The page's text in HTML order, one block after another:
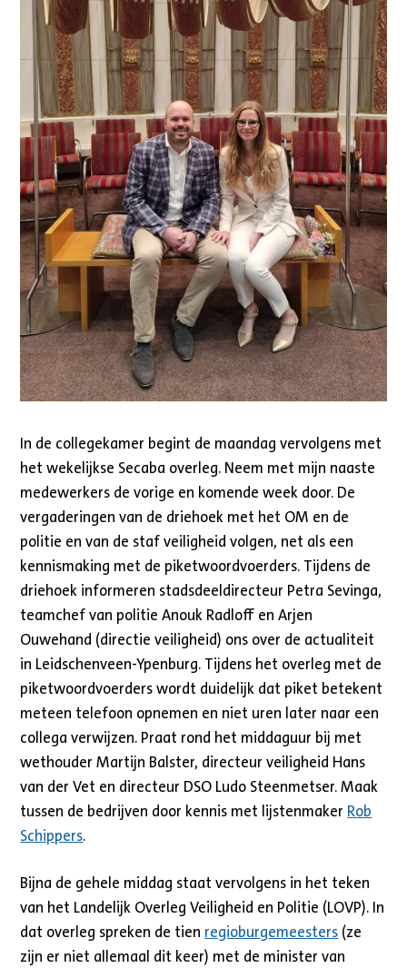
In de collegekamer begint de maandag vervolgens met
het wekelijkse Secaba overleg. Neem met mijn naaste
medewerkers de vorige en komende week door. De
vergaderingen van de driehoek met het OM en de
politie en van de staf veiligheid volgen, net als een
kennismaking met de piketwoordvoerders. Tijdens de
driehoek informeren stadsdeeldirecteur Petra Sevinga,
teamchef van politie Anouk Radloff en Arjen
Ouwehand (directie veiligheid) ons over de actualiteit
in Leidschenveen-Ypenburg. Tijdens het overleg met de
piketwoordvoerders wordt duidelijk dat piket betekent
meteen telefoon opnemen en niet uren later naar een
collega verwijzen. Praat rond het middaguur bij met
wethouder Martijn Balster, directeur veiligheid Hans
van der Vet en directeur DSO Ludo Steenmetser. Maak
tussen de bedrijven door kennis met lijstenmaker Rob
Schippers.
Bijna de gehele middag staat vervolgens in het teken
van het Landelijk Overleg Veiligheid en Politie (LOVP). In
dat overleg spreken de tien regioburgemeesters (ze
zijn er niet allemaal dit keer) met de minister van